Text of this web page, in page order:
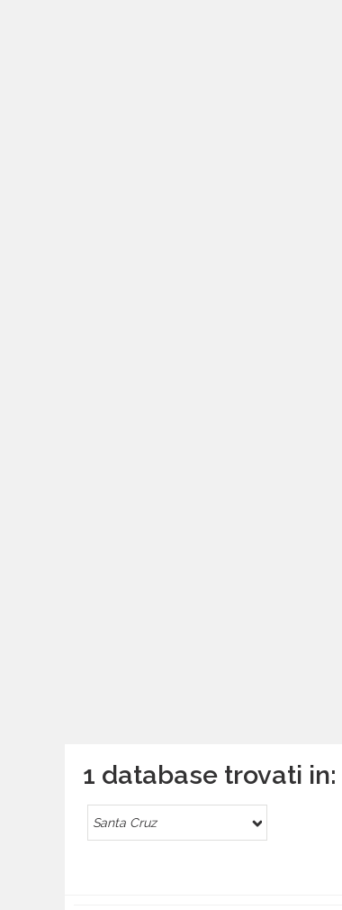
1 database trovati in:
Santa Cruz